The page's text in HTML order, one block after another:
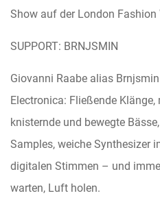
Show auf der London Fashion
SUPPORT: BRNJSMIN
Giovanni Raabe alias
Electronica: Fließende
knisternde und bewegte
Samples, weiche Synthesizer
digitalen Stimmen – und
warten, Luft holen.